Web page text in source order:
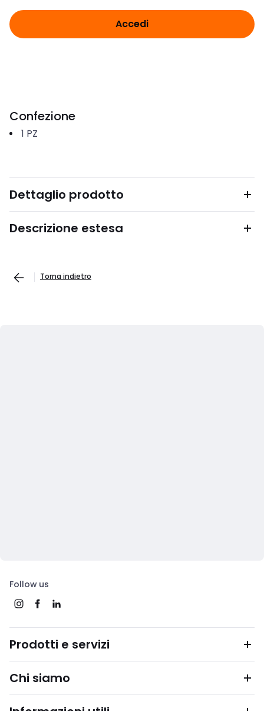
Accedi
Confezione
1 PZ
Dettaglio prodotto
Descrizione estesa
Torna indietro
Follow us
Prodotti e servizi
Chi siamo